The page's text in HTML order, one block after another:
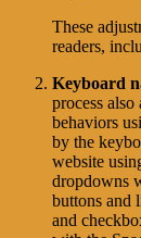
These
readers,
Keyboard
process
behaviors
by the
website
dropdowns
buttons and
and